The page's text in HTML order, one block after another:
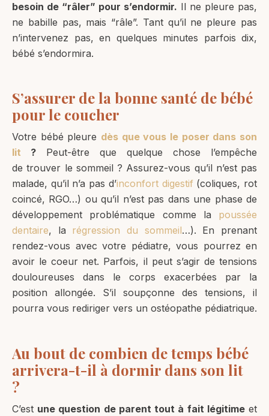
besoin de “râler” pour s’endormir. Il ne pleure pas,
ne babille pas, mais “râle”. Tant qu’il ne pleure pas
n’intervenez pas, en quelques minutes parfois dix,
bébé s’endormira.
S’assurer de la bonne santé de bébé
pour le coucher
Votre bébé pleure dès que vous le poser dans son
lit ? Peut-être que quelque chose l’empêche
de trouver le sommeil ? Assurez-vous qu’il n’est pas
malade, qu’il n’a pas d’inconfort digestif(coliques, rot
coincé, RGO…) ou qu’il n’est pas dans une phase de
développement problématique comme la poussée
dentaire, la régression du sommeil…). En prenant
rendez-vous avec votre pédiatre, vous pourrez en
avoir le coeur net. Parfois, il peut s’agir de tensions
douloureuses dans le corps exacerbées par la
position allongée. S’il soupçonne des tensions, il
pourra vous rediriger vers un ostéopathe pédiatrique.
Au bout de combien de temps bébé
arrivera-t-il à dormir dans son lit
?
C’est une question de parent tout à fait légitimeet